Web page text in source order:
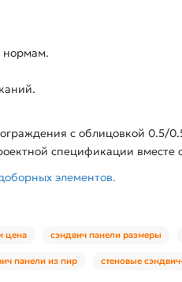
нормам.
с облицовкой 0.5/
спецификации
элементов.
цена сэндвич панели размеры
панели из пир стеновые